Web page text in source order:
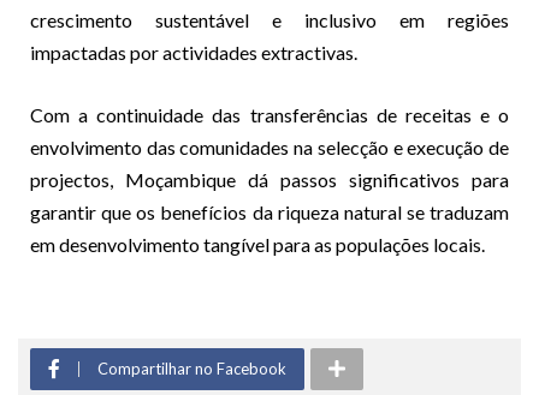
crescimento sustentável e inclusivo em regiões
impactadas por actividades extractivas.
Com a continuidade das transferências de receitas e o
envolvimento das comunidades na selecção e execução de
projectos, Moçambique dá passos significativos para
garantir que os benefícios da riqueza natural se traduzam
em desenvolvimento tangível para as populações locais.
Compartilhar no Facebook